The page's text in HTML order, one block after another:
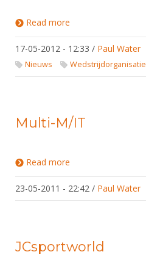
Formulieren
Alle Verenigingen
Verenigingsondersteuning
Oprichting Vereniging
JPT
JEC
Veteranenwedstrijden
Nieuws
Scheidsrechterslijst
Import inschrijvingen uit Nahouw
Promotie en logo
Scheidsrechterslijst
Opleidingen
Archief
Infotheek
Bibliotheek
ALV
Read more
17-05-2012 - 12:33 / Paul Water
Nieuws Wedstrijdorganisatie
Multi-M/IT
Read more
23-05-2011 - 22:42 / Paul Water
JCsportworld